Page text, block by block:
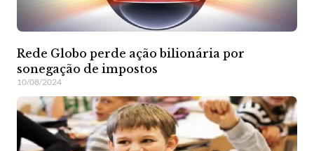
Rede Globo perde ação bilionária por
sonegação de impostos
10/08/2024